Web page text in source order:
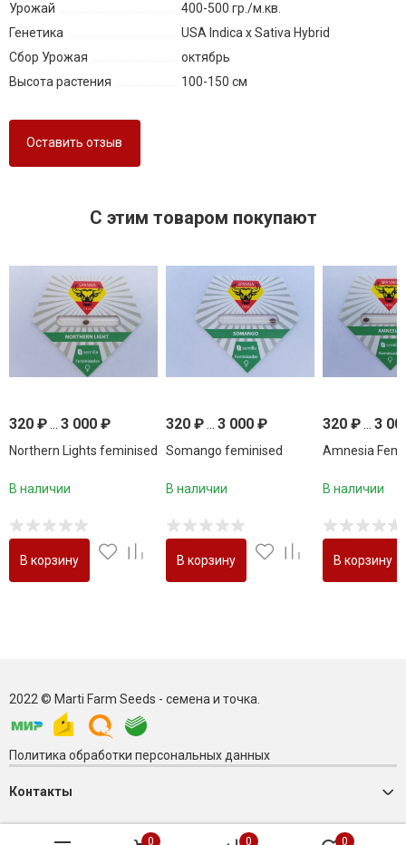
Урожай
400-500 гр./м.кв.
Генетика
USA Indica x Sativa Hybrid
Сбор Урожая
октябрь
Высота растения
100-150 см
Оставить отзыв
C этим товаром покупают
320 ₽... 3 000 ₽
Northern Lights feminised
В наличии
В корзину
320 ₽... 3 000 ₽
Somango feminised
В наличии
В корзину
320 ₽... 3
Amnesia
В наличии
В корзину
2022 © Marti Farm Seeds - семена и точка.
Политика обработки персональных данных
Контакты
0 0 0